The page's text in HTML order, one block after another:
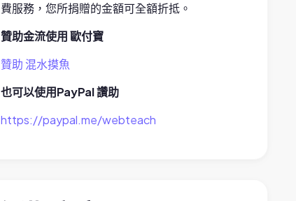
費服務，您所捐贈的金額可全額折抵。
贊助金流使用 歐付寶
贊助 混水摸魚
也可以使用PayPal 讚助
https://paypal.me/webteach